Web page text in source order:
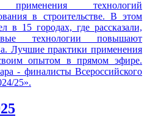
технологий
в строительстве. В этом
в 15 городах, где рассказали,
технологии повышают
Лучшие практики применения
опытом в прямом эфире.
- финалисты Всероссийского
25».